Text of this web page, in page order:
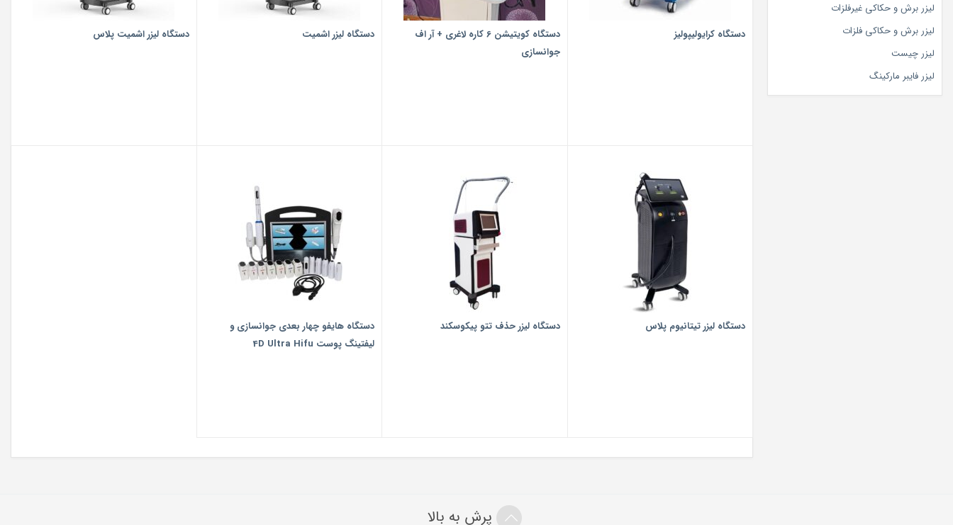
لیزر برش و حکاکی غیرفلزات
لیزر برش و حکاکی فلزات
لیزر چیست
لیزر فایبر مارکینگ
دستگاه کرایولیپولیز
دستگاه کویتیشن 6 کاره لاغری + آر اف
جوانسازی
دستگاه لیزر اشمیت دستگاه لیزر اشمیت پلاس
دستگاه لیزر تیتانیوم پلاس دستگاه لیزر حذف تتو پیکوسکند
دستگاه هایفو چهار بعدی جوانسازی و
لیفتینگ پوست 4D Ultra Hifu
پرش به بالا